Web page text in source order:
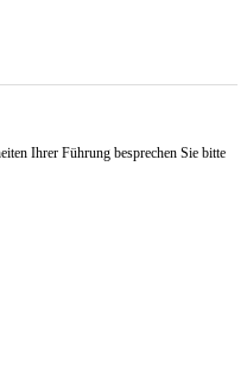
Ihrer Führung besprechen Sie bitte